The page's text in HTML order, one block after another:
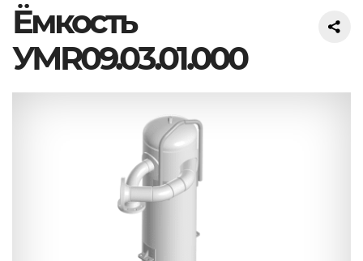
Ёмкость
УМR09.03.01.000